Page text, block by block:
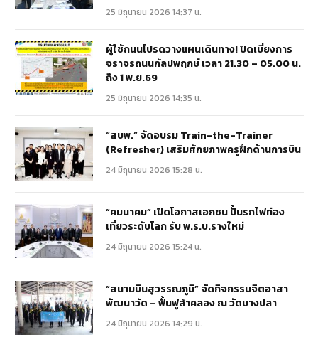
25 มิถุนายน 2026 14:37 น.
ผู้ใช้ถนนโปรดวางแผนเดินทาง! ปิดเบี่ยงการ
จราจรถนนกัลปพฤกษ์ เวลา 21.30 – 05.00 น.
ถึง 1 พ.ย.69
25 มิถุนายน 2026 14:35 น.
“สบพ.” จัดอบรม Train-the-Trainer
(Refresher) เสริมศักยภาพครูฝึกด้านการบิน
24 มิถุนายน 2026 15:28 น.
“คมนาคม” เปิดโอกาสเอกชน ปั้นรถไฟท่อง
เที่ยวระดับโลก รับ พ.ร.บ.รางใหม่
24 มิถุนายน 2026 15:24 น.
“สนามบินสุวรรณภูมิ” จัดกิจกรรมจิตอาสา
พัฒนาวัด – ฟื้นฟูลำคลอง ณ วัดบางปลา
24 มิถุนายน 2026 14:29 น.